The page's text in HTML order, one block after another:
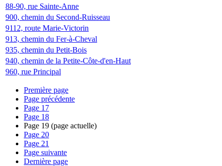
88-90, rue Sainte-Anne
900, chemin du Second-Ruisseau
9112, route Marie-Victorin
913, chemin du Fer-à-Cheval
935, chemin du Petit-Bois
940, chemin de la Petite-Côte-d'en-Haut
960, rue Principal
Première page
Page précédente
Page 17
Page 18
Page 19 (page actuelle)
Page 20
Page 21
Page suivante
Dernière page